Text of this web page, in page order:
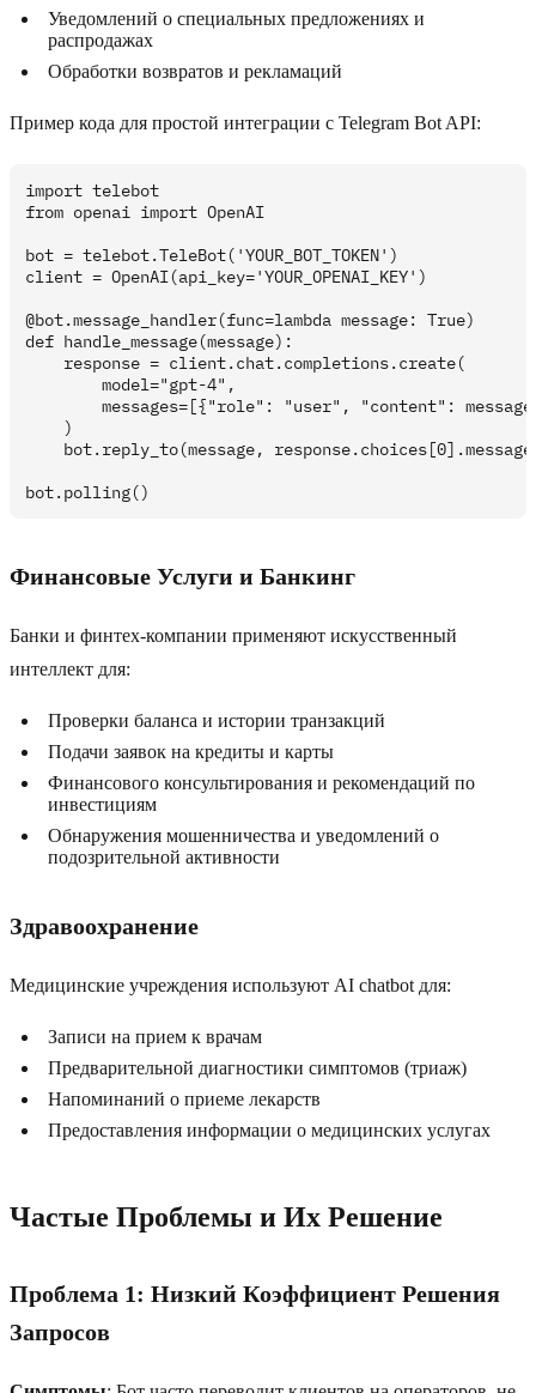
Уведомлений о специальных предложениях и
распродажах
Обработки возвратов и рекламаций
Пример кода для простой интеграции с Telegram Bot API:
import telebot
from openai import OpenAI
bot = telebot.TeleBot('YOUR_BOT_TOKEN')
client = OpenAI(api_key='YOUR_OPENAI_KEY')
@bot.message_handler(func=lambda message: True)
def handle_message(message):
    response = client.chat.completions.create(
        model="gpt-4",
messages=[{"role": "user", "content":
    )
bot.reply_to(message,
Финансовые Услуги и Банкинг
Банки и финтех-компании применяют искусственный
интеллект для:
Проверки баланса и истории транзакций
Подачи заявок на кредиты и карты
Финансового консультирования и рекомендаций по
инвестициям
Обнаружения мошенничества и уведомлений о
подозрительной активности
Здравоохранение
Медицинские учреждения используют AI chatbot для:
Записи на прием к врачам
Предварительной диагностики симптомов (триаж)
Напоминаний о приеме лекарств
Предоставления информации о медицинских услугах
Частые Проблемы и Их Решение
Проблема 1: Низкий Коэффициент Решения
Запросов